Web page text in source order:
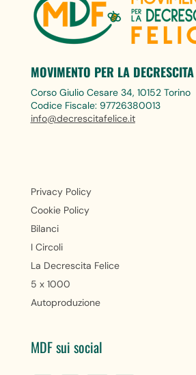
MOVIMENTO PER LA
Corso Giulio Cesare 34, 10152 Torino
Codice Fiscale: 97726380013
info@decrescitafelice.it
Privacy Policy
Cookie Policy
Bilanci
I Circoli
La Decrescita Felice
5 x 1000
Autoproduzione
MDF sui social